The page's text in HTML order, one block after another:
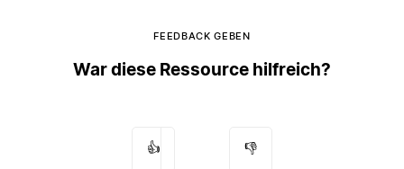
FEEDBACK GEBEN
War diese Ressource hilfreich?
👍 👎